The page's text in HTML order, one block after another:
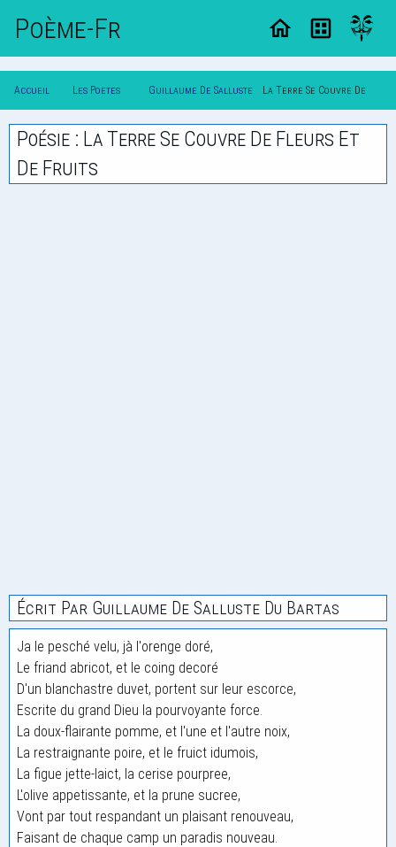
Poème-Fr
Accueil
Poesie
Les Poetes
Classique
Guillaume De Salluste
Du Bartas
La Terre Se Couvre De
Fleurs Et De Fruits
Poésie : La Terre Se Couvre De Fleurs Et
De Fruits
Écrit Par Guillaume De Salluste Du Bartas
Ja le pesché velu, jà l'orenge doré,
Le friand abricot, et le coing decoré
D'un blanchastre duvet, portent sur leur escorce,
Escrite du grand Dieu la pourvoyante force.
La doux-flairante pomme, et l'une et l'autre noix,
La restraignante poire, et le fruict idumois,
La figue jette-laict, la cerise pourpree,
L'olive appetissante, et la prune sucree,
Vont par tout respandant un plaisant renouveau,
Faisant de chaque camp un paradis nouveau.